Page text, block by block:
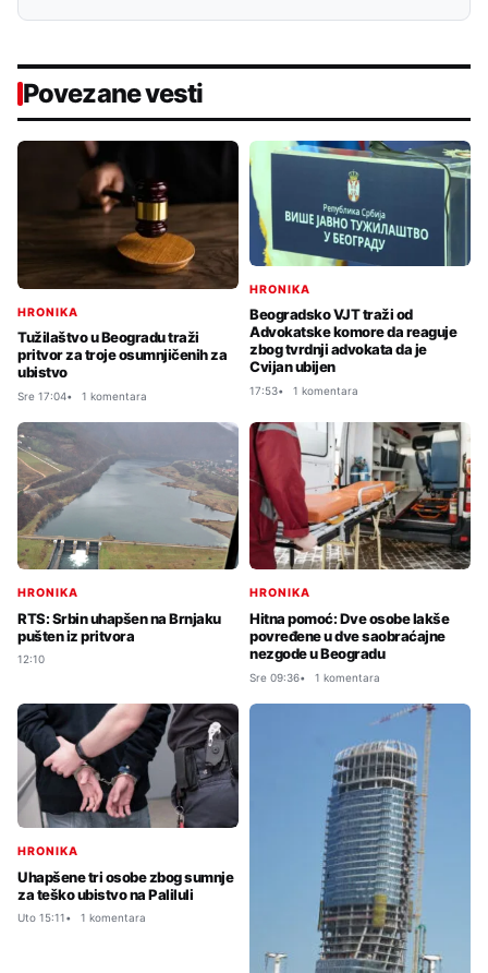
Povezane vesti
HRONIKA
Tužilaštvo u Beogradu traži
pritvor za troje osumnjičenih za
ubistvo
Sre 17:04 1 komentara
HRONIKA
Beogradsko VJT traži od
Advokatske komore da reaguje
zbog tvrdnji advokata da je
Cvijan ubijen
17:53 1 komentara
HRONIKA
RTS: Srbin uhapšen na Brnjaku
pušten iz pritvora
12:10
HRONIKA
Hitna pomoć: Dve osobe lakše
povređene u dve saobraćajne
nezgode u Beogradu
Sre 09:36 1 komentara
HRONIKA
Uhapšene tri osobe zbog sumnje
za teško ubistvo na Paliluli
Uto 15:11 1 komentara